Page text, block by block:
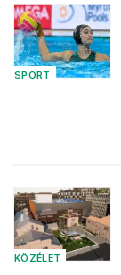
SPORT
KÖZÉLET